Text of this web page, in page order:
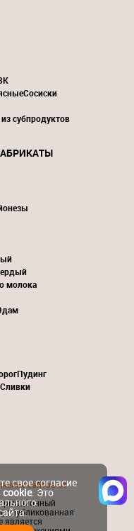
Сосиски
субпродуктов
молока
Пудинг
Сливки
сайтов от
опубликованная
является
свое согласие
cookie. Это